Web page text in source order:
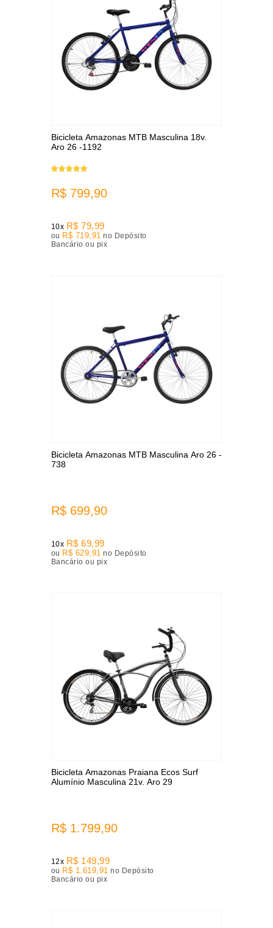
Bicicleta Amazonas MTB Masculina 18v.
Aro 26 -1192
R$ 799,90
10x R$ 79,99
ou R$ 719,91 no Depósito
Bancário ou pix
Bicicleta Amazonas MTB Masculina Aro 26 -
738
R$ 699,90
10x R$ 69,99
ou R$ 629,91 no Depósito
Bancário ou pix
Bicicleta Amazonas Praiana Ecos Surf
Alumínio Masculina 21v. Aro 29
R$ 1.799,90
12x R$ 149,99
ou R$ 1.619,91 no Depósito
Bancário ou pix